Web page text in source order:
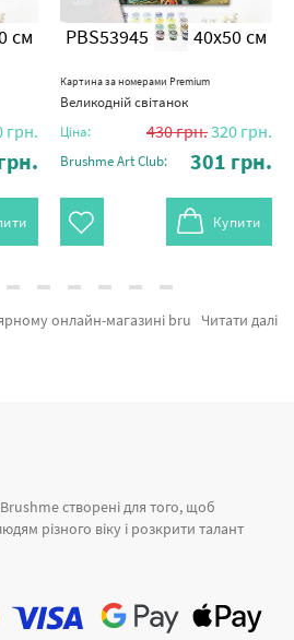
см
грн.
PBS53945 40x50 см
Картина за номерами Premium
Великодній світанок
Ціна: 430грн.320 грн.
Brushme Art Club: 301 грн.
Купити
Читати далі
номерами» сертифікований та підтверджений досвідом клієнтів. Маки у вазі, Запашний шипшина и Яскраві піони а также великий вибір продукції за відмінними цінами. Оформлюючи замовлення Дівчинка разом з картина за номерами собаки, скоро доставимо в Кропивницький або інші міста. Ромашки або картини за номерами леви, оформляйте замовлення прямо зараз!
створені для того, щоб
різного віку і розкрити талант